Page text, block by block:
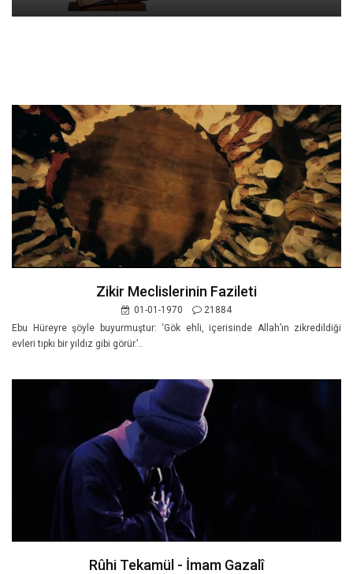
Zikir Meclislerinin Fazileti
01-01-1970
21884
Ebu Hüreyre şöyle buyurmuştur: ‘Gök ehli, içerisinde Allah’ın zikredildiği
evleri tıpkı bir yıldız gibi görür.’..
Rûhi Tekamül - İmam Gazalî